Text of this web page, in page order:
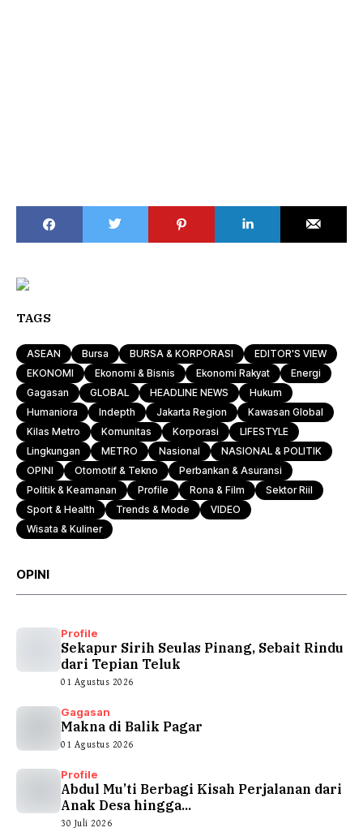
TAGS
ASEAN Bursa BURSA & KORPORASI
EDITOR'S VIEW
EKONOMI
Ekonomi & Bisnis Ekonomi Rakyat
Energi
Gagasan
GLOBAL HEADLINE NEWS
Hukum
Humaniora
Indepth Jakarta Region
Kawasan Global
Kilas Metro
Komunitas Korporasi
LIFESTYLE
Lingkungan
METRO Nasional
NASIONAL & POLITIK
OPINI
Otomotif & Tekno
Perbankan & Asuransi
Politik & Keamanan
Profile Rona & Film
Sektor Riil
Sport & Health
Trends & Mode
VIDEO
Wisata & Kuliner
OPINI
Profile
Sekapur Sirih Seulas Pinang, Sebait Rindu
dari Tepian Teluk
01 Agustus 2026
Gagasan
Makna di Balik Pagar
01 Agustus 2026
Profile
Abdul Mu’ti Berbagi Kisah Perjalanan dari
Anak Desa hingga...
30 Juli 2026